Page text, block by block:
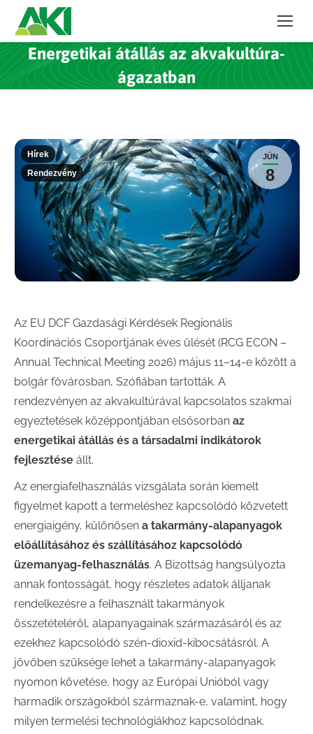
Energetikai átállás az akvakultúra-
ágazatban
JÚN
8
Hírek
Rendezvény
Az EU DCF Gazdasági Kérdések Regionális
Koordinációs Csoportjának éves ülését (RCG ECON –
Annual Technical Meeting 2026) május 11–14-e között a
bolgár fővárosban, Szófiában tartották. A
rendezvényen az akvakultúrával kapcsolatos szakmai
egyeztetések középpontjában elsősorban az
energetikai átállás és a társadalmi indikátorok
fejlesztése állt.
Az energiafelhasználás vizsgálata során kiemelt
figyelmet kapott a termeléshez kapcsolódó közvetett
energiaigény, különösen a takarmány-alapanyagok
előállításához és szállításához kapcsolódó
üzemanyag-felhasználás. A Bizottság hangsúlyozta
annak fontosságát, hogy részletes adatok álljanak
rendelkezésre a felhasznált takarmányok
összetételéről, alapanyagainak származásáról és az
ezekhez kapcsolódó szén-dioxid-kibocsátásról. A
jövőben szüksége lehet a takarmány-alapanyagok
nyomon követése, hogy az Európai Unióból vagy
harmadik országokból származnak-e, valamint, hogy
milyen termelési technológiákhoz kapcsolódnak.